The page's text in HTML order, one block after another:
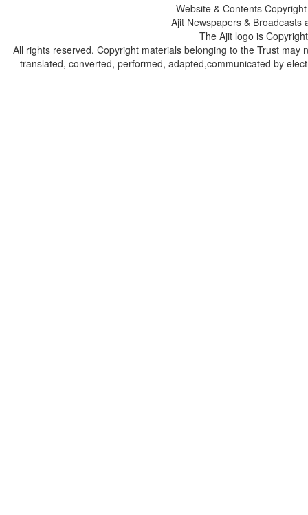
Website & Contents
Ajit Newspapers &
The Ajit logo is
All rights reserved. Copyright materials belonging to the Trust
translated, converted, performed, adapted,communicated by